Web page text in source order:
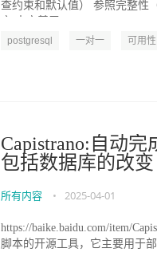
查约束和默认值） 参照完整性
postgresql 一对一 可用性
Capistrano:自动
包括数据库的改变
所有内容 • 2025-04-01
https://baike.baidu.com/item/
脚本的开源工具，它主要用于